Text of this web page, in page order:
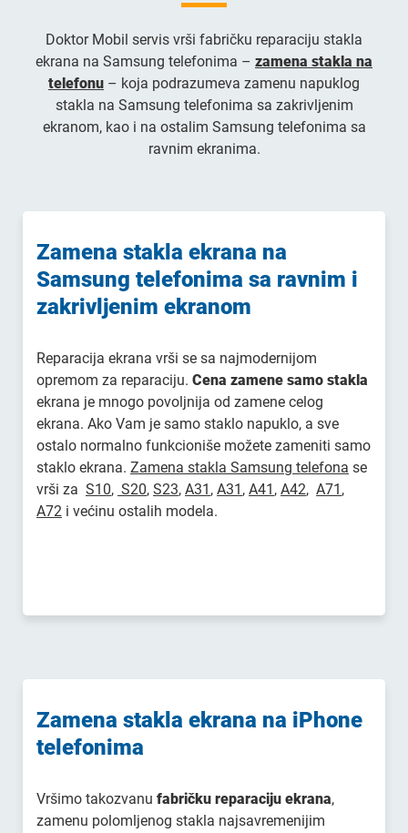
Doktor Mobil servis vrši fabričku reparaciju stakla
ekrana na Samsung telefonima – zamena stakla na
telefonu – koja podrazumeva zamenu napuklog
stakla na Samsung telefonima sa zakrivljenim
ekranom, kao i na ostalim Samsung telefonima sa
ravnim ekranima.
Zamena stakla ekrana na
Samsung telefonima sa ravnim i
zakrivljenim ekranom
Reparacija ekrana vrši se sa najmodernijom
opremom za reparaciju. Cena zamene samo stakla
ekrana je mnogo povoljnija od zamene celog
ekrana. Ako Vam je samo staklo napuklo, a sve
ostalo normalno funkcioniše možete zameniti samo
staklo ekrana. Zamena stakla Samsung telefona se
vrši za S10, S20, S23, A31 , A31 , A41 , A42, A71 ,
A72 i većinu ostalih modela.
Zamena stakla ekrana na iPhone
telefonima
Vršimo takozvanu fabričku reparaciju ekrana,
zamenu polomljenog stakla najsavremenijim